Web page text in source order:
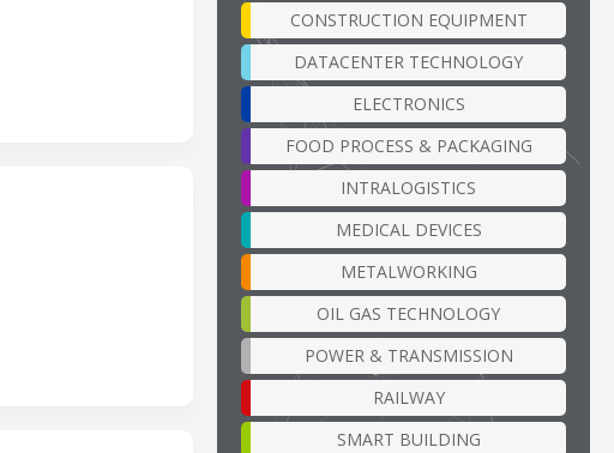
CONSTRUCTION EQUIPMENT
DATACENTER TECHNOLOGY
ELECTRONICS
FOOD PROCESS & PACKAGING
INTRALOGISTICS
MEDICAL DEVICES
METALWORKING
OIL GAS TECHNOLOGY
POWER & TRANSMISSION
RAILWAY
SMART BUILDING